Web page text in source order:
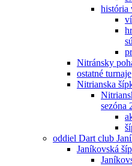
história
Nitránsky
ostatné turnaje
Nitrianska
sezóna
oddiel Dart club
Janíkovská